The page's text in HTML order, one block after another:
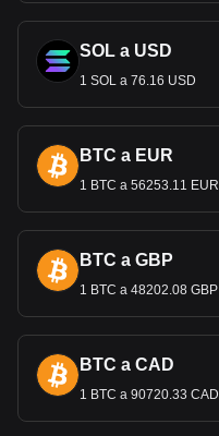
SOL a USD
1 SOL a 76.16 USD
BTC a EUR
1 BTC a 56253.11 EUR
BTC a GBP
1 BTC a 48202.08 GBP
BTC a CAD
1 BTC a 90720.33 CAD